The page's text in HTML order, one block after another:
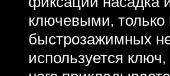
ключевыми, только
быстрозажимных
используется